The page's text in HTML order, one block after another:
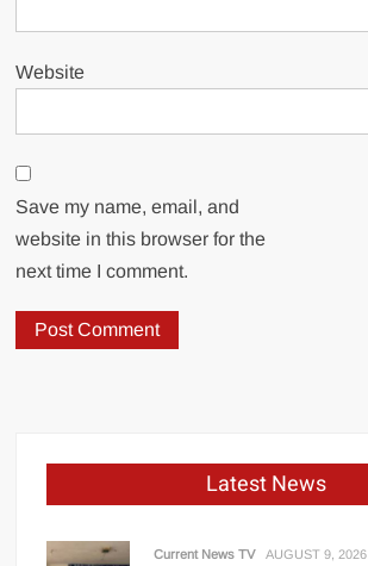
Website
Save my name, email, and
website in this browser for the
next time I comment.
Latest News
Current News TV AUGUST 9, 2026